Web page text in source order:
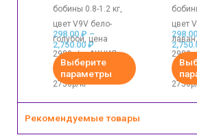
бобины 0.8-1.2 кг,
цвет V9V бело-
голубой, цена
2980р/кг АКЦИЯ
ЦЕЛАЯ БОБИНА
2750р/кг
298.00₽ –
2,750.00₽
Выберите
параметры
цвет
Рекомендуемые товары